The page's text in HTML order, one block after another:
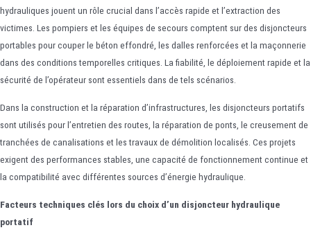
hydrauliques jouent un rôle crucial dans l’accès rapide et l’extraction des
victimes. Les pompiers et les équipes de secours comptent sur des disjoncteurs
portables pour couper le béton effondré, les dalles renforcées et la maçonnerie
dans des conditions temporelles critiques. La fiabilité, le déploiement rapide et la
sécurité de l’opérateur sont essentiels dans de tels scénarios.
Dans la construction et la réparation d’infrastructures, les disjoncteurs portatifs
sont utilisés pour l’entretien des routes, la réparation de ponts, le creusement de
tranchées de canalisations et les travaux de démolition localisés. Ces projets
exigent des performances stables, une capacité de fonctionnement continue et
la compatibilité avec différentes sources d’énergie hydraulique.
Facteurs techniques clés lors du choix d’un disjoncteur hydraulique
portatif